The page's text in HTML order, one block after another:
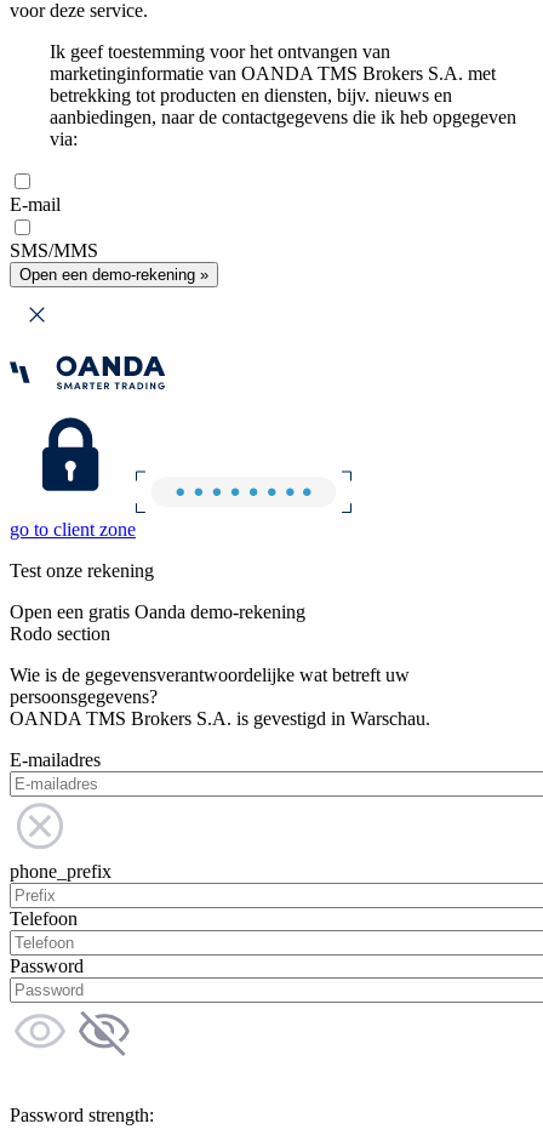
voor deze service.
Ik geef toestemming voor het ontvangen van
marketinginformatie van OANDA TMS Brokers S.A. met
betrekking tot producten en diensten, bijv. nieuws en
aanbiedingen, naar de contactgegevens die ik heb opgegeven
via:
E-mail
SMS/MMS
Open een demo-rekening »
go to client zone
Test onze rekening
Open een gratis Oanda demo-rekening
Rodo section
Wie is de gegevensverantwoordelijke wat betreft uw
persoonsgegevens?
OANDA TMS Brokers S.A. is gevestigd in Warschau.
E-mailadres
phone_prefix
Telefoon
Password
Password strength: